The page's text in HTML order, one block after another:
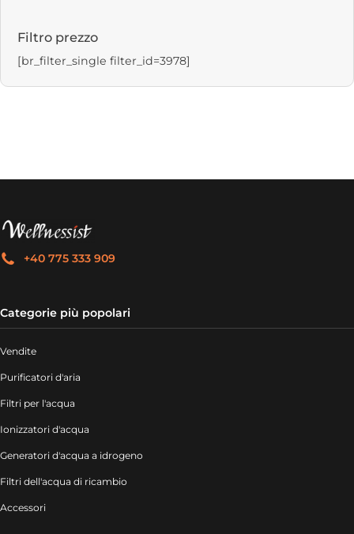
Filtro prezzo
[br_filter_single filter_id=3978]
+40 775 333 909
Categorie più popolari
Vendite
Purificatori d'aria
Filtri per l'acqua
Ionizzatori d'acqua
Generatori d'acqua a idrogeno
Filtri dell'acqua di ricambio
Accessori